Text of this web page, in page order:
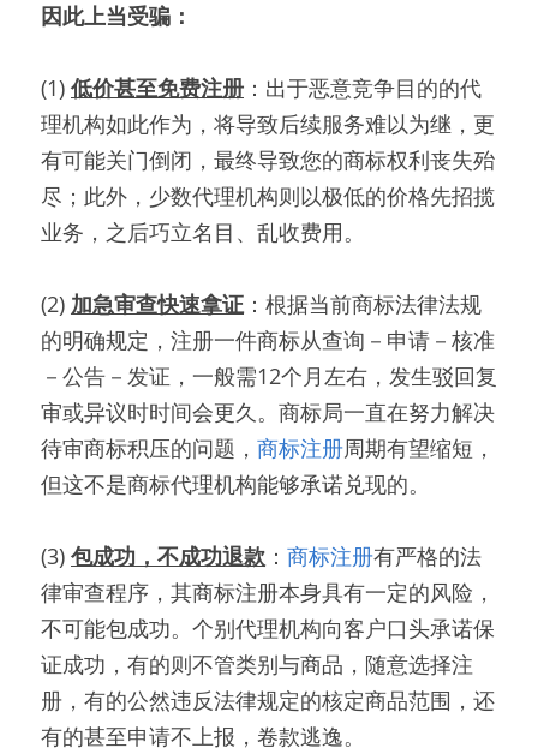
因此上当受骗：
(1) 低价甚至免费注册 ：出于恶意竞争目的的代
理机构如此作为，将导致后续服务难以为继，更
有可能关门倒闭，最终导致您的商标权利丧失殆
尽；此外，少数代理机构则以极低的价格先招揽
业务，之后巧立名目、乱收费用。
(2) 加急审查快速拿证 ：根据当前商标法律法规
的明确规定，注册一件商标从查询－申请－核准
－公告－发证，一般需12个月左右，发生驳回复
审或异议时时间会更久。商标局一直在努力解决
待审商标积压的问题， 商标注册周期有望缩短，
但这不是商标代理机构能够承诺兑现的。
(3) 包成功，不成功退款 ： 商标注册有严格的法
律审查程序，其商标注册本身具有一定的风险，
不可能包成功。个别代理机构向客户口头承诺保
证成功，有的则不管类别与商品，随意选择注
册，有的公然违反法律规定的核定商品范围，还
有的甚至申请不上报，卷款逃逸。